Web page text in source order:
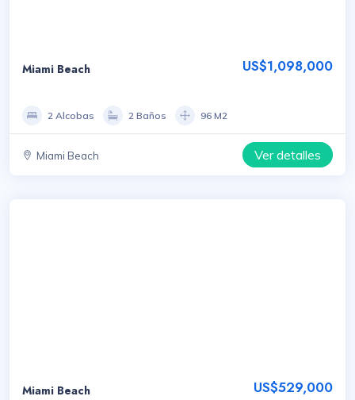
Miami Beach US$1,098,000
2 Alcobas 2 Baños 96 M2
Miami Beach Ver detalles
Miami Beach US$529,000